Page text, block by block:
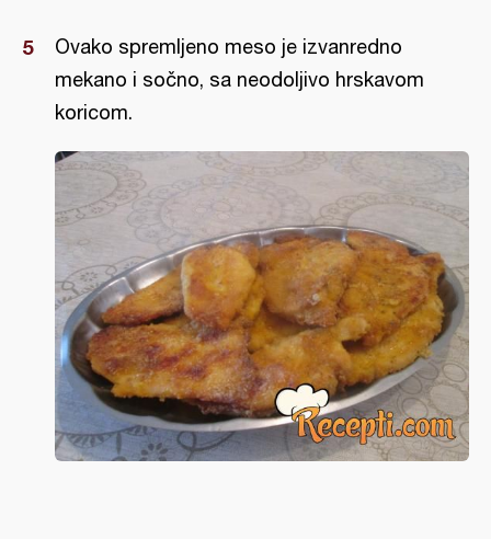
Ovako spremljeno meso je izvanredno
mekano i sočno, sa neodoljivo hrskavom
koricom.